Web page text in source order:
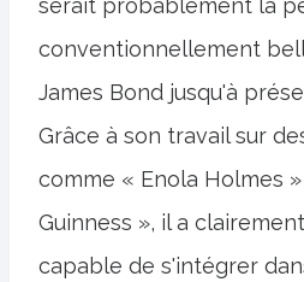
serait probablement la
conventionnellement
James Bond jusqu'à
Grâce à son travail sur
comme « Enola Holmes
Guinness », il a
capable de s'intégrer